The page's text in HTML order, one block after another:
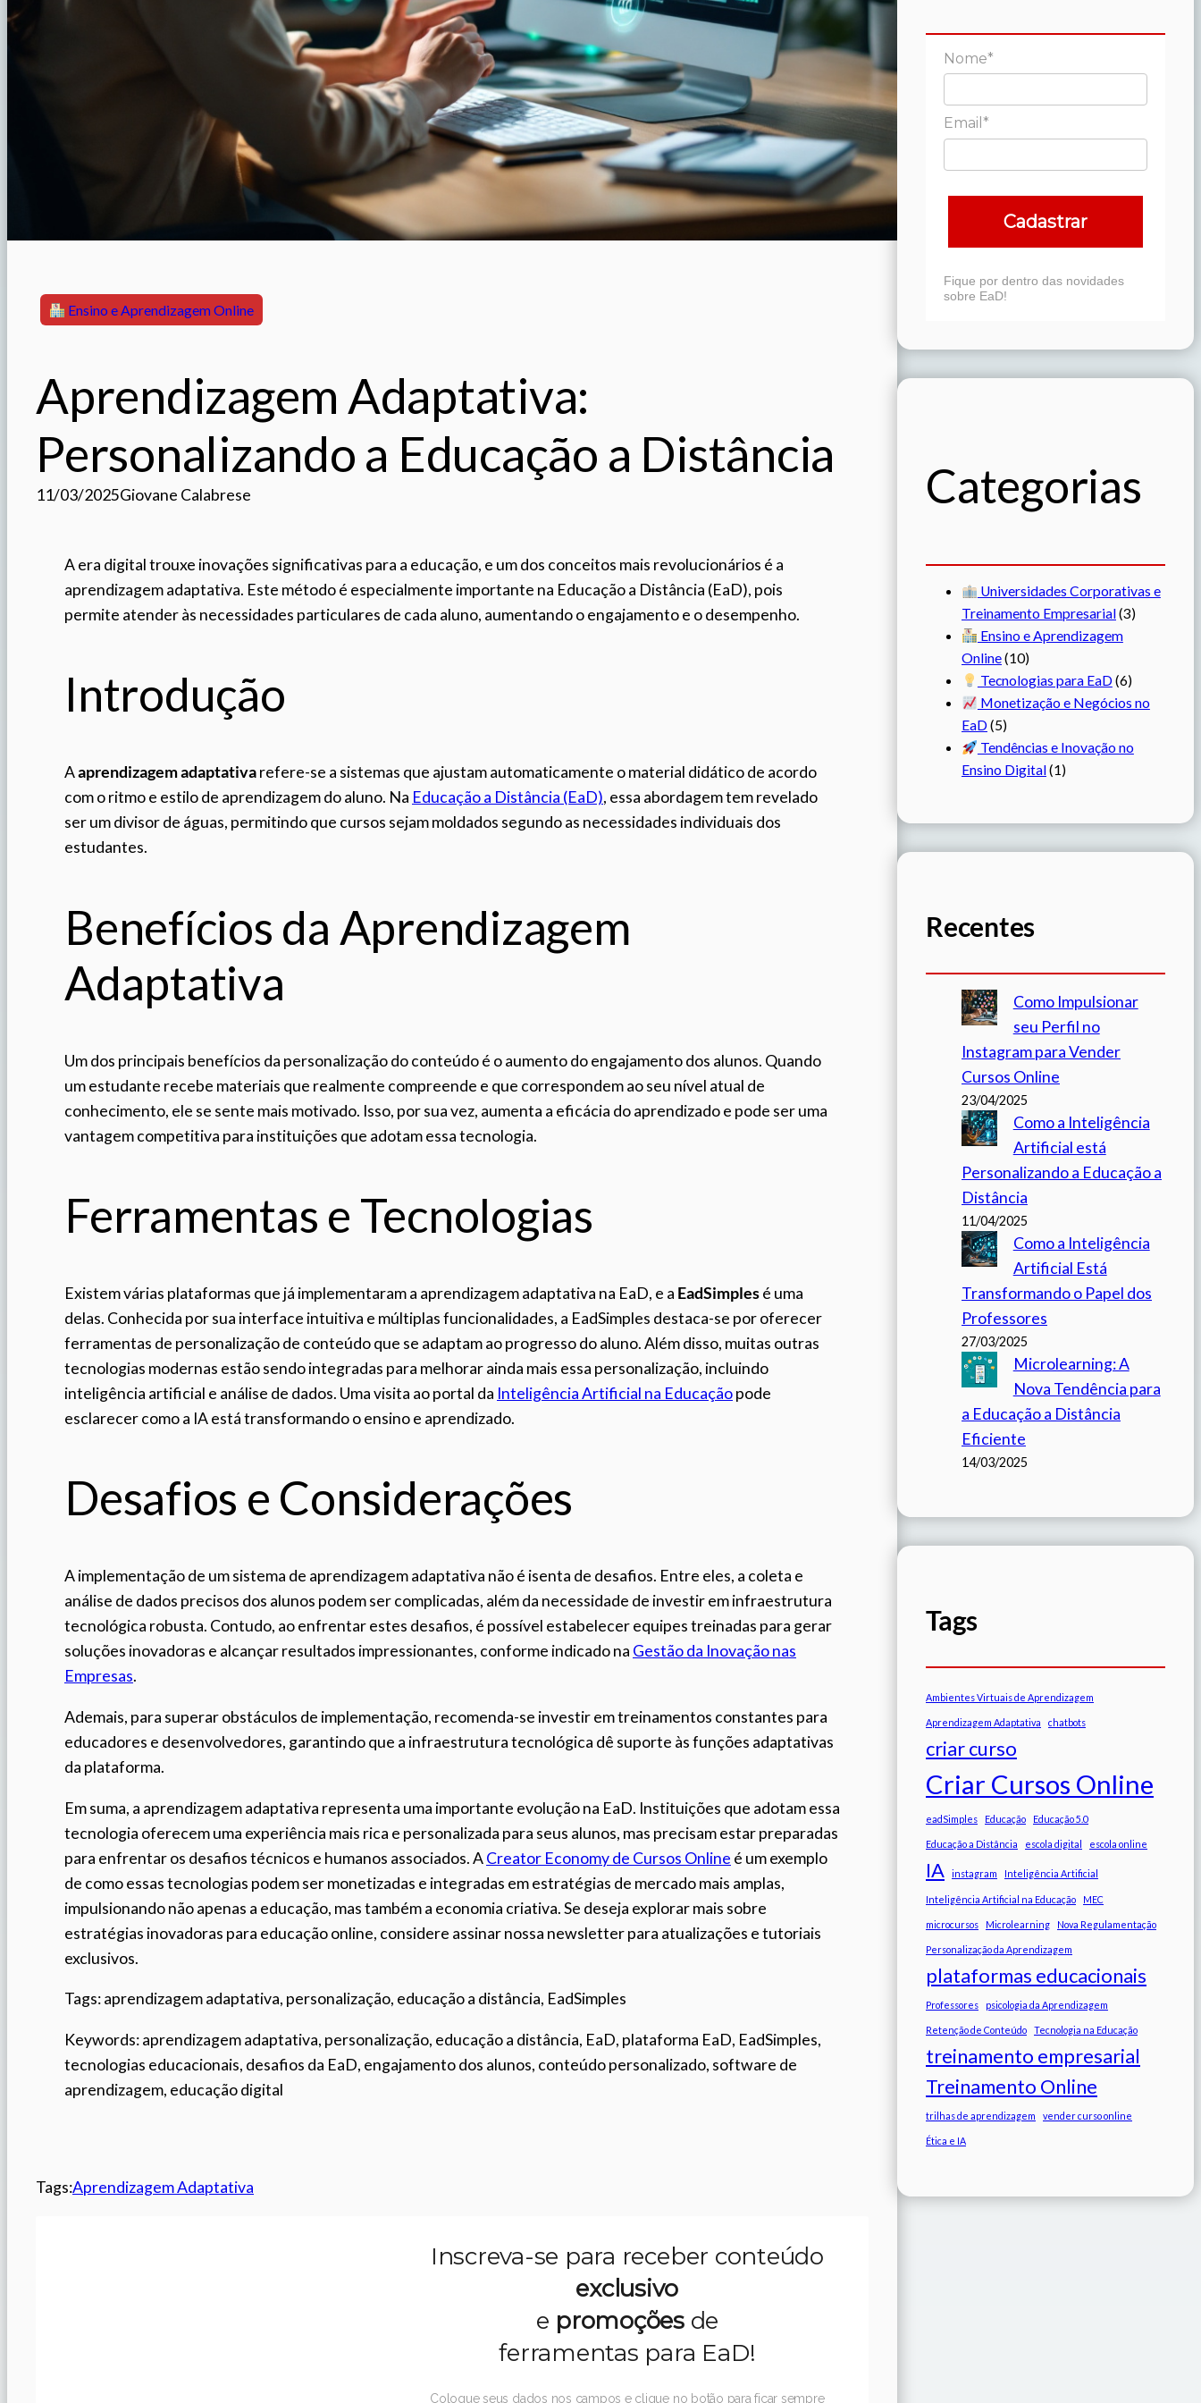
Ensino e Aprendizagem Online
Aprendizagem Adaptativa:
Personalizando a Educação a Distância
11/03/2025Giovane Calabrese
A era digital trouxe inovações significativas para a educação, e um dos conceitos mais revolucionários é a
aprendizagem adaptativa. Este método é especialmente importante na Educação a Distância (EaD), pois
permite atender às necessidades particulares de cada aluno, aumentando o engajamento e o desempenho.
Introdução
Aaprendizagem adaptativarefere-se a sistemas que ajustam automaticamente o material didático de acordo
com o ritmo e estilo de aprendizagem do aluno. Na Educação a Distância (EaD), essa abordagem tem revelado
ser um divisor de águas, permitindo que cursos sejam moldados segundo as necessidades individuais dos
estudantes.
Benefícios da Aprendizagem
Adaptativa
Um dos principais benefícios da personalização do conteúdo é o aumento do engajamento dos alunos. Quando
um estudante recebe materiais que realmente compreende e que correspondem ao seu nível atual de
conhecimento, ele se sente mais motivado. Isso, por sua vez, aumenta a eficácia do aprendizado e pode ser uma
vantagem competitiva para instituições que adotam essa tecnologia.
Ferramentas e Tecnologias
Existem várias plataformas que já implementaram a aprendizagem adaptativa na EaD, e a EadSimplesé uma
delas. Conhecida por sua interface intuitiva e múltiplas funcionalidades, a EadSimples destaca-se por oferecer
ferramentas de personalização de conteúdo que se adaptam ao progresso do aluno. Além disso, muitas outras
tecnologias modernas estão sendo integradas para melhorar ainda mais essa personalização, incluindo
inteligência artificial e análise de dados. Uma visita ao portal da Inteligência Artificial na Educaçãopode
esclarecer como a IA está transformando o ensino e aprendizado.
Desafios e Considerações
A implementação de um sistema de aprendizagem adaptativa não é isenta de desafios. Entre eles, a coleta e
análise de dados precisos dos alunos podem ser complicadas, além da necessidade de investir em infraestrutura
tecnológica robusta. Contudo, ao enfrentar estes desafios, é possível estabelecer equipes treinadas para gerar
soluções inovadoras e alcançar resultados impressionantes, conforme indicado na Gestão da Inovação nas
Empresas.
Ademais, para superar obstáculos de implementação, recomenda-se investir em treinamentos constantes para
educadores e desenvolvedores, garantindo que a infraestrutura tecnológica dê suporte às funções adaptativas
da plataforma.
Em suma, a aprendizagem adaptativa representa uma importante evolução na EaD. Instituições que adotam essa
tecnologia oferecem uma experiência mais rica e personalizada para seus alunos, mas precisam estar preparadas
para enfrentar os desafios técnicos e humanos associados. ACreator Economy de Cursos Online é um exemplo
de como essas tecnologias podem ser monetizadas e integradas em estratégias de mercado mais amplas,
impulsionando não apenas a educação, mas também a economia criativa. Se deseja explorar mais sobre
estratégias inovadoras para educação online, considere assinar nossa newsletter para atualizações e tutoriais
exclusivos.
Tags: aprendizagem adaptativa, personalização, educação a distância, EadSimples
Keywords: aprendizagem adaptativa, personalização, educação a distância, EaD, plataforma EaD, EadSimples,
tecnologias educacionais, desafios da EaD, engajamento dos alunos, conteúdo personalizado, software de
aprendizagem, educação digital
Tags:Aprendizagem Adaptativa
Inscreva-se para receber conteúdo
exclusivo
e promoçõesde
ferramentas para EaD!
Coloque seus dados nos campos e clique no botão para ficar sempre
Nome*
Email*
Cadastrar
Fique por dentro das novidades
sobre EaD!
Categorias
Universidades Corporativas e
Treinamento Empresarial(3)
Ensino e Aprendizagem
Online(10)
Tecnologias para EaD(6)
Monetização e Negócios no
EaD(5)
Tendências e Inovação no
Ensino Digital(1)
Recentes
Como Impulsionar
seu Perfil no
Instagram para Vender
Cursos Online
23/04/2025
Como a Inteligência
Artificial está
Personalizando a Educação a
Distância
11/04/2025
Como a Inteligência
Artificial Está
Transformando o Papel dos
Professores
27/03/2025
Microlearning: A
Nova Tendência para
a Educação a Distância
Eficiente
14/03/2025
Tags
Ambientes Virtuais de Aprendizagem
Aprendizagem Adaptativa chatbots
criar curso
Criar Cursos Online
eadSimples Educação Educação 5.0
Educação a Distância escola digital escola online
IA instagram Inteligência Artificial
Inteligência Artificial na Educação MEC
microcursos Microlearning Nova Regulamentação
Personalização da Aprendizagem
plataformas educacionais
Professores psicologia da Aprendizagem
Retenção de Conteúdo Tecnologia na Educação
treinamento empresarial
Treinamento Online
trilhas de aprendizagem vender curso online
Ética e IA